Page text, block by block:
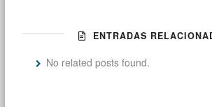
ENTRADAS
No related posts found.